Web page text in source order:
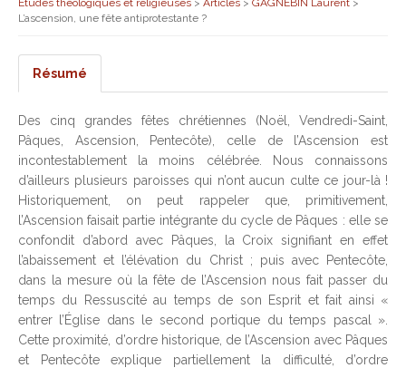
Études théologiques et religieuses > Articles > GAGNEBIN Laurent >
L’ascension, une fête antiprotestante ?
Résumé
Des cinq grandes fêtes chrétiennes (Noël, Vendredi-Saint,
Pâques, Ascension, Pentecôte), celle de l’Ascension est
incontestablement la moins célébrée. Nous connaissons
d’ailleurs plusieurs paroisses qui n’ont aucun culte ce jour-là !
Historiquement, on peut rappeler que, primitivement,
l’Ascension faisait partie intégrante du cycle de Pâques : elle se
confondit d’abord avec Pâques, la Croix signifiant en effet
l’abaissement et l’élévation du Christ ; puis avec Pentecôte,
dans la mesure où la fête de l’Ascension nous fait passer du
temps du Ressuscité au temps de son Esprit et fait ainsi «
entrer l’Église dans le second portique du temps pascal ».
Cette proximité, d’ordre historique, de l’Ascension avec Pâques
et Pentecôte explique partiellement la difficulté, d’ordre